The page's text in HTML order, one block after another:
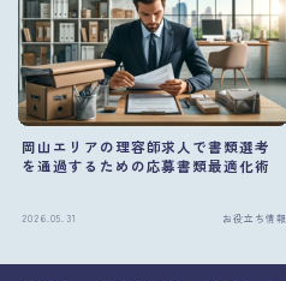
岡山エリアの理容師求人で書類選考
を通過するための応募書類最適化術
2026.05.31 お役立ち情報